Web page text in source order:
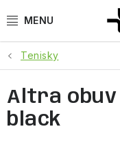
na
SPORTY
BĚH
Tenisky
Altra obuv
black